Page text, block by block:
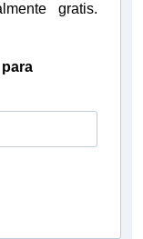
gratis.